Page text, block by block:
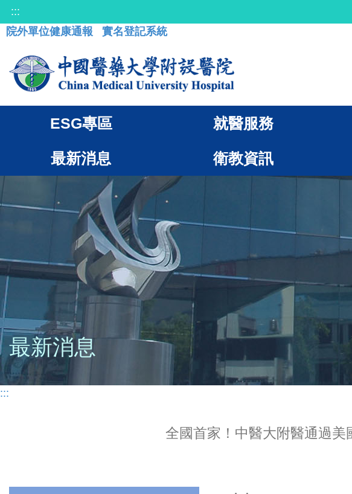
:::
院外單位健康通報
實名登記系統
ESG專區 就醫服務
最新消息 衛教資訊
最新消息
:::
全國首家！中醫大附醫通過